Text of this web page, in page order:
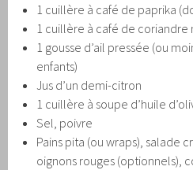
1 cuillère à café de paprika
1 cuillère à café de coriandre
1 gousse d’ail pressée (ou
enfants)
Jus d’un demi-citron
1 cuillère à soupe d’huile
Sel, poivre
Pains pita (ou wraps), salade
oignons rouges (optionnels),